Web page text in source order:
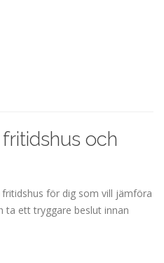
och
för dig som vill jämföra
ta ett tryggare beslut innan